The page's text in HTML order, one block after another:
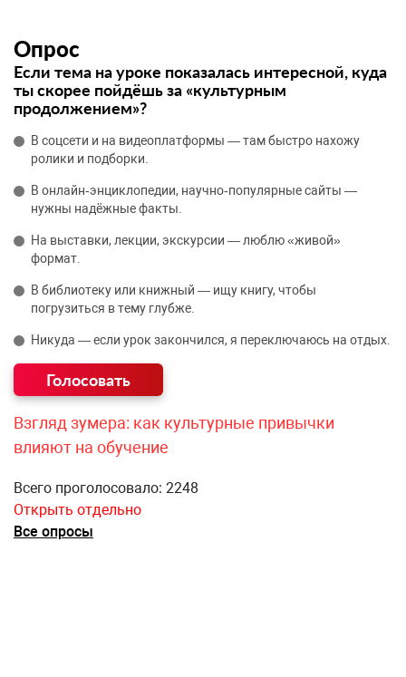
Опрос
Если тема на уроке показалась интересной, куда
ты скорее пойдёшь за «культурным
продолжением»?
В соцсети и на видеоплатформы — там быстро нахожу
ролики и подборки.
В онлайн‑энциклопедии, научно‑популярные сайты —
нужны надёжные факты.
На выставки, лекции, экскурсии — люблю «живой»
формат.
В библиотеку или книжный — ищу книгу, чтобы
погрузиться в тему глубже.
Никуда — если урок закончился, я переключаюсь на отдых.
Взгляд зумера: как культурные привычки
влияют на обучение
Всего проголосовало: 2248
Открыть отдельно
Все опросы